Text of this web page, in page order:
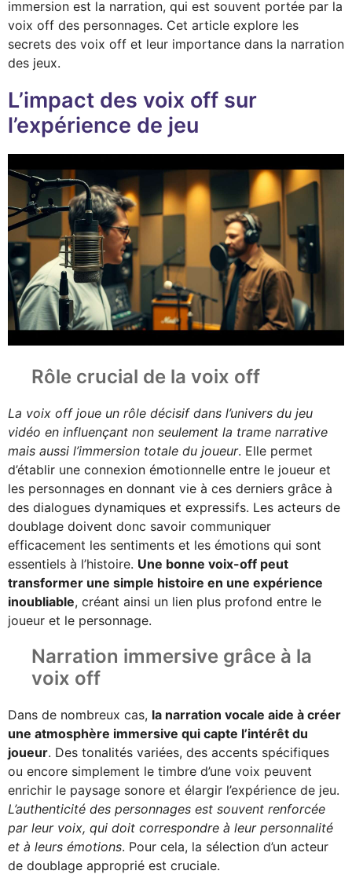
immersion est la narration, qui est souvent portée par la
voix off des personnages. Cet article explore les
secrets des voix off et leur importance dans la narration
des jeux.
L’impact des voix off sur
l’expérience de jeu
Rôle crucial de la voix off
La voix off joue un rôle décisif dans l’univers du jeu
vidéo en influençant non seulement la trame narrative
mais aussi l’immersion totale du joueur. Elle permet
d’établir une connexion émotionnelle entre le joueur et
les personnages en donnant vie à ces derniers grâce à
des dialogues dynamiques et expressifs. Les acteurs de
doublage doivent donc savoir communiquer
efficacement les sentiments et les émotions qui sont
essentiels à l’histoire. Une bonne voix-off peut
transformer une simple histoire en une expérience
inoubliable, créant ainsi un lien plus profond entre le
joueur et le personnage.
Narration immersive grâce à la
voix off
Dans de nombreux cas, la narration vocale aide à créer
une atmosphère immersive qui capte l’intérêt du
joueur. Des tonalités variées, des accents spécifiques
ou encore simplement le timbre d’une voix peuvent
enrichir le paysage sonore et élargir l’expérience de jeu.
L’authenticité des personnages est souvent renforcée
par leur voix, qui doit correspondre à leur personnalité
et à leurs émotions. Pour cela, la sélection d’un acteur
de doublage approprié est cruciale.